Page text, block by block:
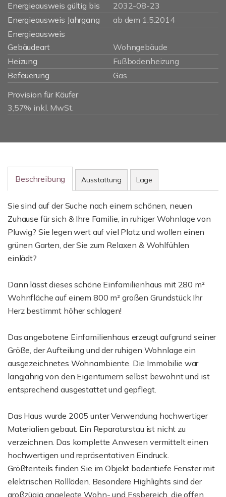
Energieausweis gültig bis
2032-08-23
Energieausweis Jahrgang
ab dem 1.5.2014
Energieausweis
Gebäudeart
Wohngebäude
Heizung
Fußbodenheizung
Befeuerung
Gas
Provision für Käufer
3,57% inkl. MwSt.
Beschreibung Ausstattung Lage
Sie sind auf der Suche nach einem schönen, neuen
Zuhause für sich & Ihre Familie, in ruhiger Wohnlage von
Pluwig? Sie legen wert auf viel Platz und wollen einen
grünen Garten, der Sie zum Relaxen & Wohlfühlen
einlädt?
Dann lässt dieses schöne Einfamilienhaus mit 280 m²
Wohnfläche auf einem 800 m² großen Grundstück Ihr
Herz bestimmt höher schlagen!
Das angebotene Einfamilienhaus erzeugt aufgrund seiner
Größe, der Aufteilung und der ruhigen Wohnlage ein
ausgezeichnetes Wohnambiente. Die Immobilie war
langjährig von den Eigentümern selbst bewohnt und ist
entsprechend ausgestattet und gepflegt.
Das Haus wurde 2005 unter Verwendung hochwertiger
Materialien gebaut. Ein Reparaturstau ist nicht zu
verzeichnen. Das komplette Anwesen vermittelt einen
hochwertigen und repräsentativen Eindruck.
Größtenteils finden Sie im Objekt bodentiefe Fenster mit
elektrischen Rollläden. Besondere Highlights sind der
großzügig angelegte Wohn- und Essbereich, die offen